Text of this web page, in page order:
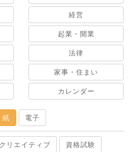
経営
起業・開業
法律
家事・住まい
カレンダー
紙 電子
クリエイティブ 資格試験